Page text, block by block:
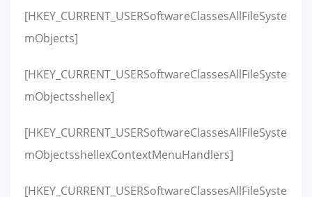
[HKEY_CURRENT_USERSoftwareClassesAllFileSyste
mObjects]
[HKEY_CURRENT_USERSoftwareClassesAllFileSyste
mObjectsshellex]
[HKEY_CURRENT_USERSoftwareClassesAllFileSyste
mObjectsshellexContextMenuHandlers]
[HKEY_CURRENT_USERSoftwareClassesAllFileSyste